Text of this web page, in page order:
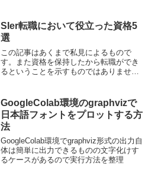
additional_options=additionalOptions)を用
いることで対応できるはずが、実際
AthenaでSHOW PARTITIONSをしても認
識できなかった。一方で、Clawlerを用い
ることでパーティションを認識はでき
た。そこで公式ドキュメントとの差分を
SIer転職において役立った資格5
選
この記事はあくまで私見によるもので
す。また資格を保持したから転職ができ
るということを示すものではありませ
との面談や実際に企業にエントリーした
際の面接において保持資...
GoogleColab環境のgraphvizで
日本語フォントをプロットする方
法
GoogleColab環境でgraphviz形式の出力自
体は簡単に出力できるものの文字化けす
るケースがあるので実行方法を整理